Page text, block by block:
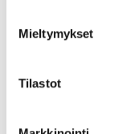
Mieltymykset
Tilastot